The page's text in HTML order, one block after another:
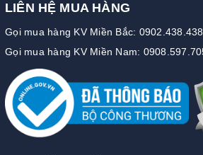
LIÊN HỆ MUA HÀNG
Gọi mua hàng KV Miền Bắc: 0902.438.438
Gọi mua hàng KV Miền Nam: